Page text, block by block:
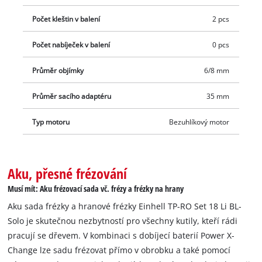
Počet kleštin v balení 2 pcs
Počet nabíječek v balení 0 pcs
Průměr objímky 6/8 mm
Průměr sacího adaptéru 35 mm
Typ motoru Bezuhlíkový motor
Aku, přesné frézování
Musí mít: Aku frézovací sada vč. frézy a frézky na hrany
Aku sada frézky a hranové frézky Einhell TP-RO Set 18 Li BL-
Solo je skutečnou nezbytností pro všechny kutily, kteří rádi
pracují se dřevem. V kombinaci s dobíjecí baterií Power X-
Change lze sadu frézovat přímo v obrobku a také pomocí